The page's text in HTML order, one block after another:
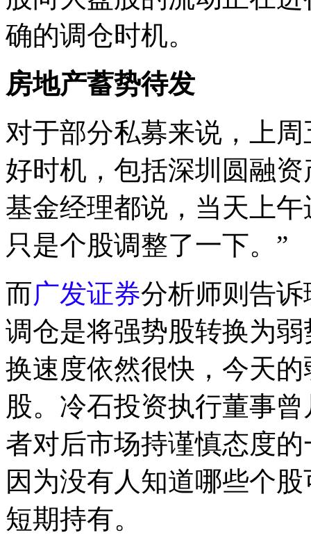
确的调仓时机。
房地产蓄势待发
对于部分私募来说，上
好时机，包括深圳圆融
基金经理都说，当天上
只是个股调整了一下。”
而广发证券分析师则告
调仓是将强势股转换为
换速度依然很快，今天
股。冷石投资执行董事
者对后市场持谨慎态度
因为没有人知道哪些个
短期持有。